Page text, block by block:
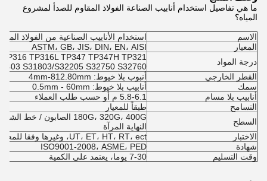
ما هي تفاصيل استخدام أنابيب الصناعة الفولاذ المقاوم للصدأ لمشروع
المياه؟
الاسم
استخدام الأنابيب الصناعية من الفولاذ
المعيار
ASTM، GB، JIS، DIN، EN، AISI
درجة المواد
TP316L TP347 TP347H TP321
S31803/S32205 S32750 S32760
القطر الخارجي
أنبوب بلا خيوط: 4mm-812.80mm
سمك
أنابيب بلا خيوط: 0.5mm - 60mm
أنابيب بلا مسام
5.8-6.1 م أو حسب طلب العملاء
التسامح
طبقاً للمعيار
السطح
النهاية المرآة
الاختبار
UT، ET، HT، RT، ect، وغيرها وفقا للمعيار، أو حسب طلبات العملاء
شهادة
ISO9001-2008، ASME، PED
وقت التسليم
7-30 يوما، يعتمد على الكمية